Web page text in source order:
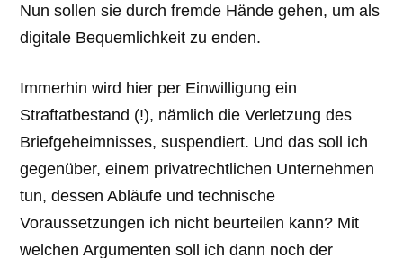
Nun sollen sie durch fremde Hände gehen, um als
digitale Bequemlichkeit zu enden.
Immerhin wird hier per Einwilligung ein
Straftatbestand (!), nämlich die Verletzung des
Briefgeheimnisses, suspendiert. Und das soll ich
gegenüber, einem privatrechtlichen Unternehmen
tun, dessen Abläufe und technische
Voraussetzungen ich nicht beurteilen kann? Mit
welchen Argumenten soll ich dann noch der